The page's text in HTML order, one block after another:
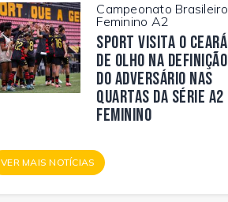
Campeonato Brasileiro
Feminino A2
Sport visita o Ceará
de olho na definição
do adversário nas
quartas da Série A2
Feminino
VER MAIS NOTÍCIAS